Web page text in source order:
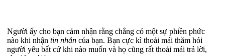
Người ấy cho bạn cảm nhận rằng chẳng có một sự phiền phức
nào khi nhận tin nhắn của bạn. Bạn cực kì thoải mái thăm hỏi
người yêu bất cứ khi nào muốn và họ cũng rất thoải mái trả lời,